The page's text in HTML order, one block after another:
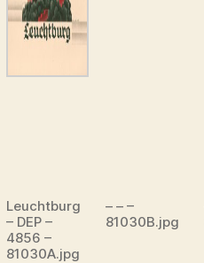
Leuchtburg
– DEP –
4856 –
81030A.jpg
– – –
81030B.jpg